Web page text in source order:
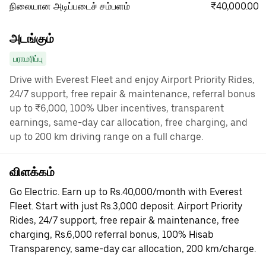
நிலையான அடிப்படைச் சம்பளம் ₹40,000.00
அடங்கும்
பராமரிப்பு
Drive with Everest Fleet and enjoy Airport Priority Rides,
24/7 support, free repair & maintenance, referral bonus
up to ₹6,000, 100% Uber incentives, transparent
earnings, same-day car allocation, free charging, and
up to 200 km driving range on a full charge.
விளக்கம்
Go Electric. Earn up to Rs.40,000/month with Everest
Fleet. Start with just Rs.3,000 deposit. Airport Priority
Rides, 24/7 support, free repair & maintenance, free
charging, Rs.6,000 referral bonus, 100% Hisab
Transparency, same-day car allocation, 200 km/charge.